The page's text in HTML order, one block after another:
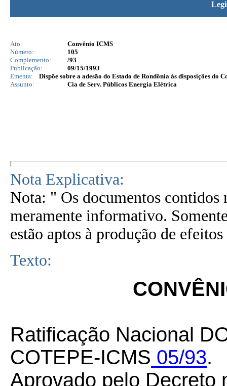
Ato:
Convênio ICMS
Número:
105
Complemento:
/93
Publicação:
09/15/1993
Ementa:
Dispõe sobre a adesão do Estado de Rondônia às disposições do
Assunto:
Cia de Serv. Públicos Energia Elétrica
Nota Explicativa:
Nota: " Os documentos contidos
meramente informativo.
estão aptos à produção de
Texto:
Ratificação Nacional
COTEPE-ICMS 05/93.
Aprovado pelo Decreto